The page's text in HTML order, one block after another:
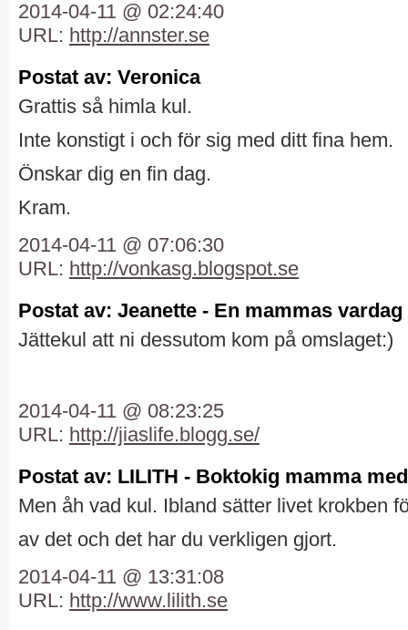
2014-04-11 @ 02:24:40
URL: http://annster.se
Postat av: Veronica
Grattis så himla kul.
Inte konstigt i och för sig med ditt fina hem.
Önskar dig en fin dag.
Kram.
2014-04-11 @ 07:06:30
URL: http://vonkasg.blogspot.se
Postat av: Jeanette - En mammas vardag
Jättekul att ni dessutom kom på omslaget:)
2014-04-11 @ 08:23:25
URL: http://jiaslife.blogg.se/
Postat av: LILITH - Boktokig mamma
Men åh vad kul. Ibland sätter livet krokben
av det och det har du verkligen gjort.
2014-04-11 @ 13:31:08
URL: http://www.lilith.se